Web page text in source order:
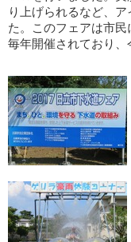
り上げられるなど、
た。このフェアは市
毎年開催されており、